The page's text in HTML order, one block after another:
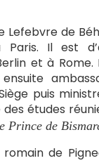
Lefebvre de
Paris. Il est
et à Rome.
puis
études
Prince de
de